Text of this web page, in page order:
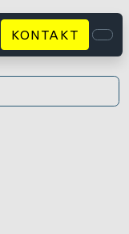
KONTAKT